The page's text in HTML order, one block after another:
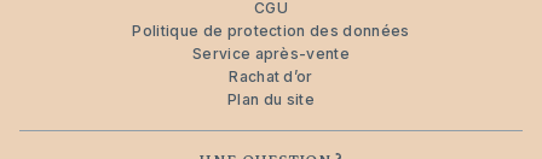
CGU
Politique de protection des données
Service après-vente
Rachat d’or
Plan du site